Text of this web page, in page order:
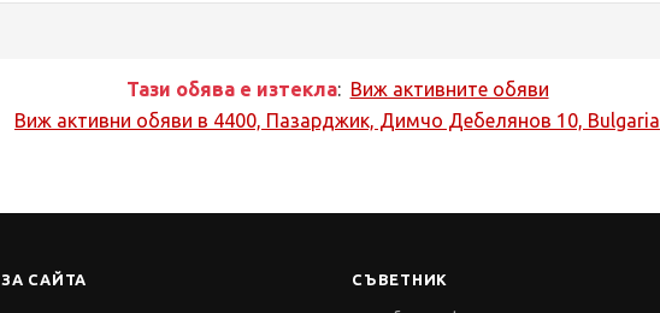
Тази обява е изтекла: Виж активните обяви
Виж активни обяви в 4400, Пазарджик, Димчо Дебелянов 10, Bulgaria
ЗА САЙТА СЪВЕТНИК